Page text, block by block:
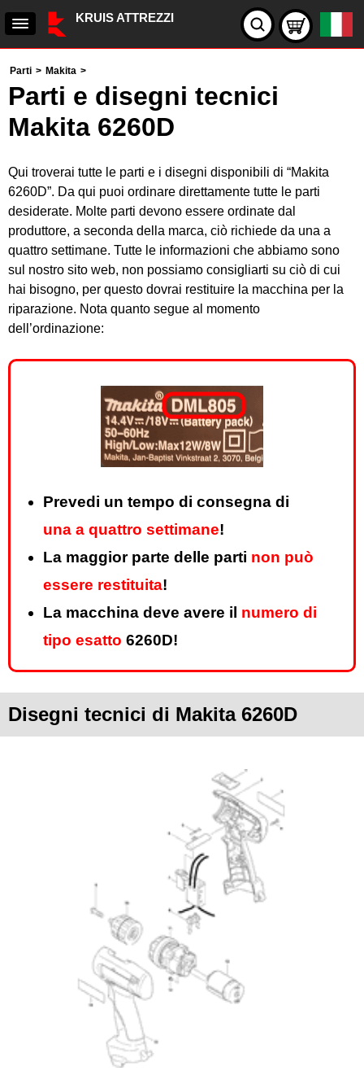
KRUIS ATTREZZI
Parti > Makita >
Parti e disegni tecnici
Makita 6260D
Qui troverai tutte le parti e i disegni disponibili di “Makita
6260D”. Da qui puoi ordinare direttamente tutte le parti
desiderate. Molte parti devono essere ordinate dal
produttore, a seconda della marca, ciò richiede da una a
quattro settimane. Tutte le informazioni che abbiamo sono
sul nostro sito web, non possiamo consigliarti su ciò di cui
hai bisogno, per questo dovrai restituire la macchina per la
riparazione. Nota quanto segue al momento
dell’ordinazione:
Prevedi un tempo di consegna di
una a quattro settimane!
La maggior parte delle parti non può
essere restituita!
La macchina deve avere il numero di
tipo esatto 6260D!
Disegni tecnici di Makita 6260D